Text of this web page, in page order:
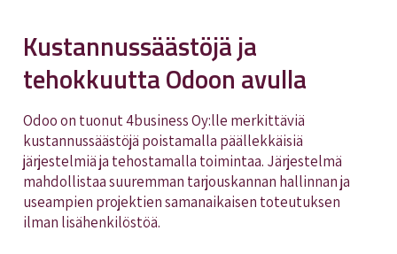
Kustannussäästöjä ja
tehokkuutta Odoon avulla
Odoo on tuonut 4business Oy:lle merkittäviä
kustannussäästöjä poistamalla päällekkäisiä
järjestelmiä ja tehostamalla toimintaa. Järjestelmä
mahdollistaa suuremman tarjouskannan hallinnan ja
useampien projektien samanaikaisen toteutuksen
ilman lisähenkilöstöä.